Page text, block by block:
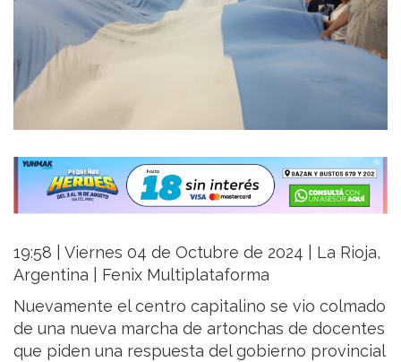
19:58 | Viernes 04 de Octubre de 2024 | La Rioja,
Argentina | Fenix Multiplataforma
Nuevamente el centro capitalino se vio colmado
de una nueva marcha de artonchas de docentes
que piden una respuesta del gobierno provincial